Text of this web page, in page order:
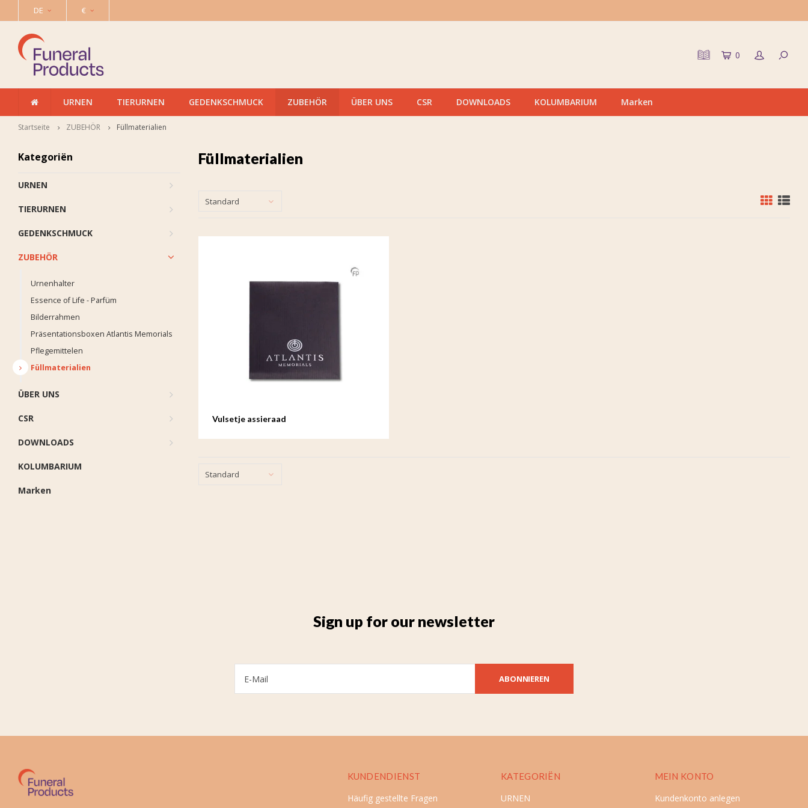
DE €
0
URNEN TIERURNEN GEDENKSCHMUCK ZUBEHÖR ÜBER UNS CSR DOWNLOADS KOLUMBARIUM Marken
Startseite ZUBEHÖR Füllmaterialien
Kategoriën
URNEN
TIERURNEN
GEDENKSCHMUCK
ZUBEHÖR
Urnenhalter
Essence of Life - Parfüm
Bilderrahmen
Präsentationsboxen Atlantis Memorials
Pflegemittelen
Füllmaterialien
ÜBER UNS
CSR
DOWNLOADS
KOLUMBARIUM
Marken
Füllmaterialien
Standard
Vulsetje assieraad
Standard
Sign up for our newsletter
ABONNIEREN
KUNDENDIENST
Häufig gestellte Fragen
KATEGORIËN
URNEN
MEIN KONTO
Kundenkonto anlegen